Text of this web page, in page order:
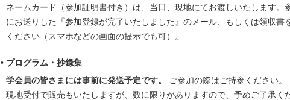
ネームカード（参加証明書付き）は、当日、現地にてお渡しいたします。
にお送りした『参加登録が完了いたしました』のメール、もしくは領収書
ください（スマホなどの画面の提示でも可）。
• プログラム・抄録集
学会員の皆さまには事前に発送予定です。
ご参加の際はご持参ください。
現地受付で販売もいたしますが、数に限りがありますので、予めご了承く